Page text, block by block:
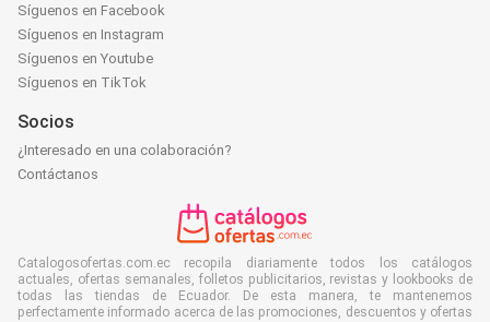
Síguenos en Facebook
Síguenos en Instagram
Síguenos en Youtube
Síguenos en TikTok
Socios
¿Interesado en una colaboración?
Contáctanos
Catalogosofertas.com.ec recopila diariamente todos los catálogos
actuales, ofertas semanales, folletos publicitarios, revistas y lookbooks de
todas las tiendas de Ecuador. De esta manera, te mantenemos
perfectamente informado acerca de las promociones, descuentos y ofertas